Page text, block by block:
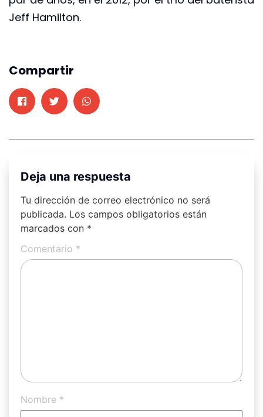
Jeff Hamilton.
Compartir
Deja una respuesta
Tu dirección de correo electrónico no será
publicada. Los campos obligatorios están
marcados con *
Comentario *
Nombre *